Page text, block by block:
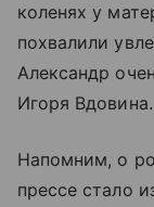
коленях у
похвалили
Александр
Игоря Вдовина.
Напомним, о
прессе стало